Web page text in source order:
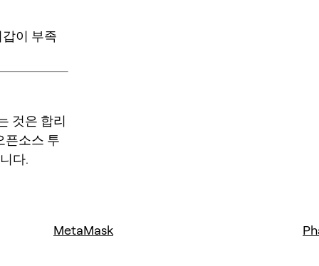
이 부족
것은 합리
픈소스 투
다.
MetaMask